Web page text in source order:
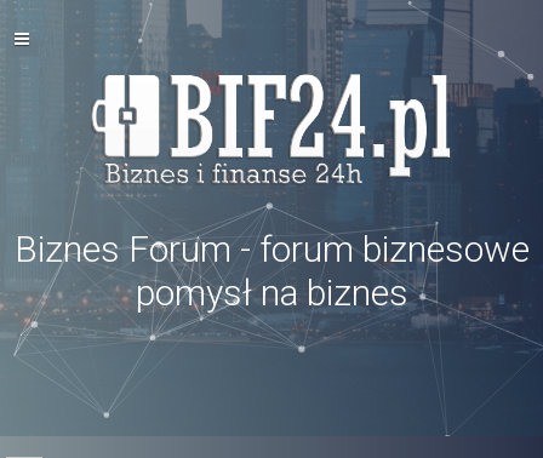
Biznes Forum - forum biznesowe
pomysł na biznes